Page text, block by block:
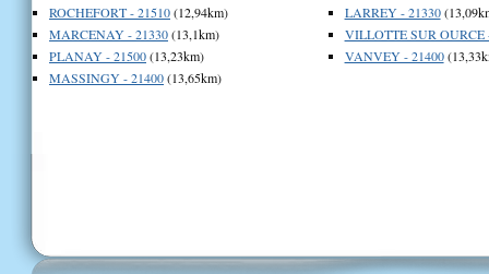
ROCHEFORT - 21510(12,94km)
MARCENAY - 21330(13,1km)
PLANAY - 21500(13,23km)
MASSINGY - 21400(13,65km)
LARREY - 21330
VILLOTTE SUR OURCE
VANVEY - 21400